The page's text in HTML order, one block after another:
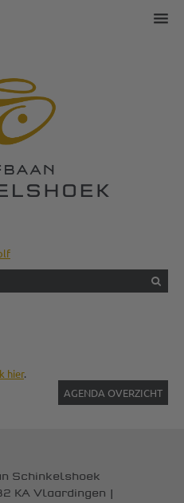
hier.
AGENDA OVERZICHT
Schinkelshoek
KA Vlaardingen |